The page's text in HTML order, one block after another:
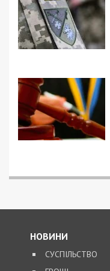
НОВИНИ
СУСПІЛЬСТВО